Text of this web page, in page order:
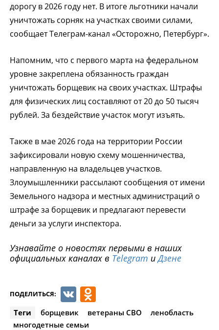
дорогу в 2026 году нет. В итоге льготники начали
уничтожать сорняк на участках своими силами,
сообщает Телеграм-канал «Осторожно, Петербург».
Напомним, что с первого марта на федеральном
уровне закреплена обязанность граждан
уничтожать борщевик на своих участках. Штрафы
для физических лиц составляют от 20 до 50 тысяч
рублей. За бездействие участок могут изъять.
Также в мае 2026 года на территории России
зафиксировали новую схему мошенничества,
направленную на владельцев участков.
Злоумышленники рассылают сообщения от имени
Земельного надзора и местных администраций о
штрафе за борщевик и предлагают перевести
деньги за услуги инспектора.
Узнавайте о новостях первыми в наших
официальных каналах в Telegram иДзене
ПОДЕЛИТЬСЯ: VK
Теги борщевик ветераны СВО
ленобласть
многодетные семьи